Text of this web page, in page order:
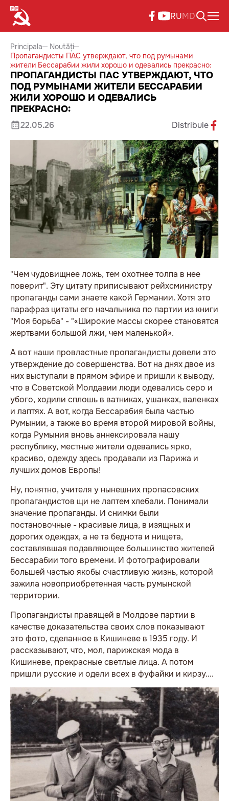
RUMD
Principala
Noutăți
Пропагандисты ПАС утверждают, что под румынами
жители Бессарабии жили хорошо и одевались прекрасно:
ПРОПАГАНДИСТЫ ПАС УТВЕРЖДАЮТ, ЧТО
ПОД РУМЫНАМИ ЖИТЕЛИ БЕССАРАБИИ
ЖИЛИ ХОРОШО И ОДЕВАЛИСЬ
ПРЕКРАСНО:
22.05.26 Distribuie
"Чем чудовищнее ложь, тем охотнее толпа в нее
поверит". Эту цитату приписывают рейхсминистру
пропаганды сами знаете какой Германии. Хотя это
парафраз цитаты его начальника по партии из книги
"Моя борьба" - "«Широкие массы скорее становятся
жертвами большой лжи, чем маленькой».
А вот наши провластные пропагандисты довели это
утверждение до совершенства. Вот на днях двое из
них выступали в прямом эфире и пришли к выводу,
что в Советской Молдавии люди одевались серо и
убого, ходили сплошь в ватниках, ушанках, валенках
и лаптях. А вот, когда Бессарабия была частью
Румынии, а также во время второй мировой войны,
когда Румыния вновь аннексировала нашу
республику, местные жители одевались ярко,
красиво, одежду здесь продавали из Парижа и
лучших домов Европы!
Ну, понятно, учителя у нынешних пропасовских
пропагандистов щи не лаптем хлебали. Понимали
значение пропаганды. И снимки были
постановочные - красивые лица, в изящных и
дорогих одеждах, а не та беднота и нищета,
составлявшая подавляющее большинство жителей
Бессарабии того времени. И фотографировали
большей частью якобы счастливую жизнь, которой
зажила новоприобретенная часть румынской
территории.
Пропагандисты правящей в Молдове партии в
качестве доказательства своих слов показывают
это фото, сделанное в Кишиневе в 1935 году. И
рассказывают, что, мол, парижская мода в
Кишиневе, прекрасные светлые лица. А потом
пришли русские и одели всех в фуфайки и кирзу....